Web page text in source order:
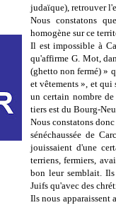
judaïque), retrouver
Nous constatons
homogène sur ce
Il est impossible à
qu'affirme G. Mot,
(ghetto non fermé) »
et vêtements », et qui
un certain nombre
tiers est du Bourg-
Nous constatons
sénéchaussée de
jouissaient d'une
terriens, fermiers,
bon leur semblait.
Juifs qu'avec des
Ils nous apparaissent